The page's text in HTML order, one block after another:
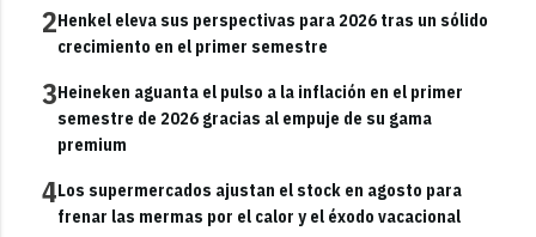
2Henkel eleva sus perspectivas para 2026 tras un sólido
crecimiento en el primer semestre
3Heineken aguanta el pulso a la inflación en el primer
semestre de 2026 gracias al empuje de su gama
premium
4Los supermercados ajustan el stock en agosto para
frenar las mermas por el calor y el éxodo vacacional